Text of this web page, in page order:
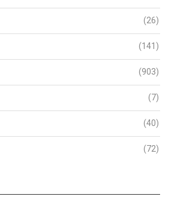
(26)
(141)
(903)
(7)
(40)
(72)